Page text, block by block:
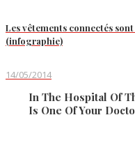
Les vêtements connectés
(infographie)
14/05/2014
In The Hospital Of
Is One Of Your